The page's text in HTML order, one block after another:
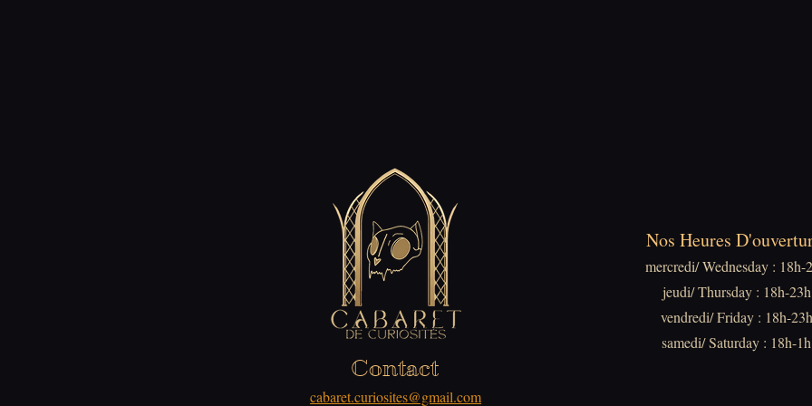
Contact
cabaret.curiosites@gmail.com
Nos Heures
mercredi/ Wednesday : 18h-
jeudi/ Thursday : 18h-23h
vendredi/ Friday : 18h-23h
samedi/ Saturday : 18h-1h